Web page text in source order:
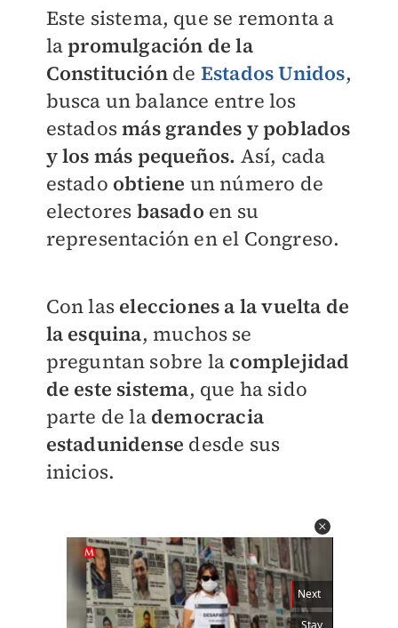
Este sistema, que se remonta a
lapromulgación de la
Constituciónde Estados Unidos,
busca un balance entre los
estadosmás grandes y poblados
y los más pequeños. Así, cada
estado obtiene un número de
electores basado en su
representación en el Congreso.
Con las elecciones a la vuelta de
la esquina, muchos se
preguntan sobre la complejidad
de este sistema, que ha sido
parte de la democracia
estadunidense desde sus
inicios.